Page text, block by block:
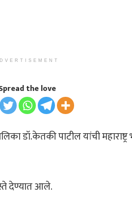
the love
डॉ.केतकी पाटील यांची
देण्यात आले.